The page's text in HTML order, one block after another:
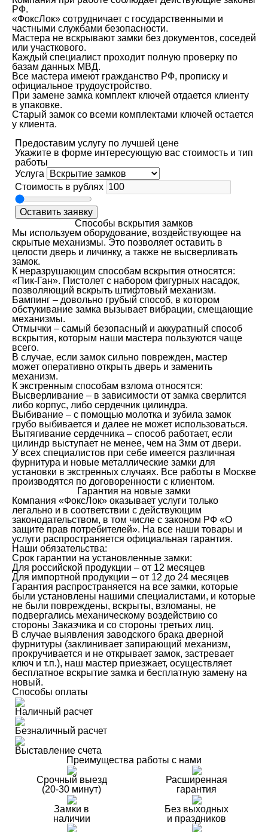
РФ.
«ФоксЛок» сотрудничает с государственными и
частными службами безопасности.
Мастера не вскрывают замки без документов, соседей
или участкового.
Каждый специалист проходит полную проверку по
базам данных МВД.
Все мастера имеют гражданство РФ, прописку и
официальное трудоустройство.
При замене замка комплект ключей отдается клиенту
в упаковке.
Старый замок со всеми комплектами ключей остается
у клиента.
Предоставим услугу по лучшей цене
Укажите в форме интересующую вас стоимость и тип
работы
Услуга
Стоимость в рублях
Оставить заявку
Способы вскрытия замков
Мы используем оборудование, воздействующее на
скрытые механизмы. Это позволяет оставить в
целости дверь и личинку, а также не высверливать
замок.
К неразрушающим способам вскрытия относятся:
«Пик-Ган». Пистолет с набором фигурных насадок,
позволяющий вскрыть штифтовый механизм.
Бампинг – довольно грубый способ, в котором
обстукивание замка вызывает вибрации, смещающие
механизмы.
Отмычки – самый безопасный и аккуратный способ
вскрытия, которым наши мастера пользуются чаще
всего.
В случае, если замок сильно поврежден, мастер
может оперативно открыть дверь и заменить
механизм.
К экстренным способам взлома относятся:
Высверливание – в зависимости от замка сверлится
либо корпус, либо сердечник цилиндра.
Выбивание – с помощью молотка и зубила замок
грубо выбивается и далее не может использоваться.
Вытягивание сердечника – способ работает, если
цилиндр выступает не менее, чем на 3мм от двери.
У всех специалистов при себе имеется различная
фурнитура и новые металлические замки для
установки в экстренных случаях. Все работы в Москве
производятся по договоренности с клиентом.
Гарантия на новые замки
Компания «ФоксЛок» оказывает услуги только
легально и в соответствии с действующим
законодательством, в том числе с законом РФ «О
защите прав потребителей». На все наши товары и
услуги распространяется официальная гарантия.
Наши обязательства:
Срок гарантии на установленные замки:
Для российской продукции – от 12 месяцев
Для импортной продукции – от 12 до 24 месяцев
Гарантия распространяется на все замки, которые
были установлены нашими специалистами, и которые
не были повреждены, вскрыты, взломаны, не
подвергались механическому воздействию со
стороны Заказчика и со стороны третьих лиц.
В случае выявления заводского брака дверной
фурнитуры (заклинивает запирающий механизм,
прокручивается и не открывает замок, застревает
ключ и т.п.), наш мастер приезжает, осуществляет
бесплатное вскрытие замка и бесплатную замену на
новый.
Способы оплаты
Наличный расчет
Безналичный расчет
Выставление счета
Преимущества работы с нами
Срочный выезд
(20-30 минут)
Расширенная
гарантия
Замки в
наличии
Без выходных
и праздников